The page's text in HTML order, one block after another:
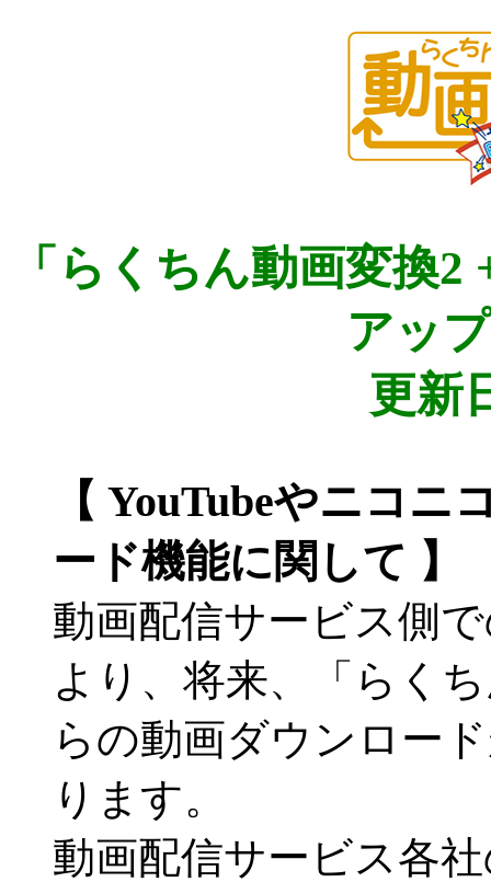
「らくちん動画変換
アッ
更新
【 YouTubeやニコ
ード機能に関して 】
動画配信サービス側
より、将来、「らく
らの動画ダウンロー
ります。
動画配信サービス各